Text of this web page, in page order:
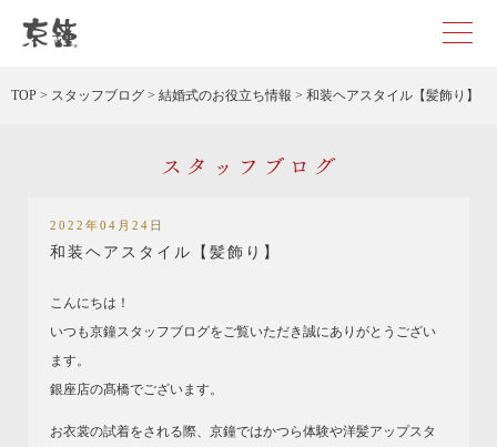
TOP > スタッフブログ > 結婚式のお役立ち情報 > 和装ヘアスタイル【髪飾り】
スタッフブログ
2022年04月24日
和装ヘアスタイル【髪飾り】
こんにちは！
いつも京鐘スタッフブログをご覧いただき誠にありがとうござい
ます。
銀座店の髙橋でございます。
お衣裳の試着をされる際、京鐘ではかつら体験や洋髪アップスタ